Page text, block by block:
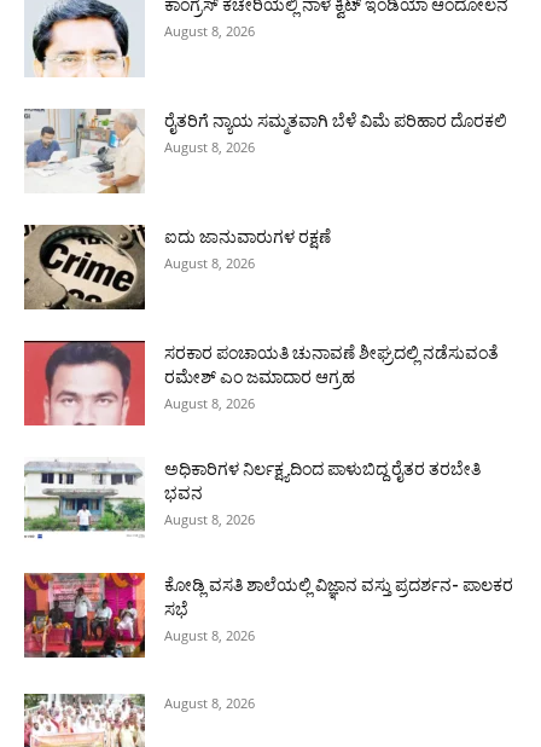
ಕಾಂಗ್ರೆಸ್ ಕಚೇರಿಯಲ್ಲಿ ನಾಳೆ ಕ್ವಿಟ್ ಇಂಡಿಯಾ ಆಂದೋಲನ
August 8, 2026
ರೈತರಿಗೆ ನ್ಯಾಯ ಸಮ್ಮತವಾಗಿ ಬೆಳೆ ವಿಮೆ ಪರಿಹಾರ ದೊರಕಲಿ
August 8, 2026
ಐದು ಜಾನುವಾರುಗಳ ರಕ್ಷಣೆ
August 8, 2026
ಸರಕಾರ ಪಂಚಾಯತಿ ಚುನಾವಣೆ ಶೀಘ್ರದಲ್ಲಿ ನಡೆಸುವಂತೆ
ರಮೇಶ್ ಎಂ ಜಮಾದಾರ ಆಗ್ರಹ
August 8, 2026
ಅಧಿಕಾರಿಗಳ ನಿರ್ಲಕ್ಷ್ಯದಿಂದ ಪಾಳುಬಿದ್ದ ರೈತರ ತರಬೇತಿ
ಭವನ
August 8, 2026
ಕೋಡ್ಲಿ ವಸತಿ ಶಾಲೆಯಲ್ಲಿ ವಿಜ್ಞಾನ ವಸ್ತು ಪ್ರದರ್ಶನ- ಪಾಲಕರ
ಸಭೆ
August 8, 2026
August 8, 2026